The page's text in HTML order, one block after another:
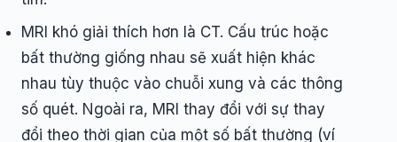
MRI khó giải thích hơn là CT. Cấu trúc hoặc
bất thường giống nhau sẽ xuất hiện khác
nhau tùy thuộc vào chuỗi xung và các thông
số quét. Ngoài ra, MRI thay đổi với sự thay
đổi theo thời gian của một số bất thường (ví